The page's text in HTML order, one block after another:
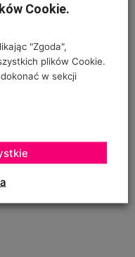
dzikie pędy w
Cookie.
"Zgoda",
plików Cookie.
w sekcji